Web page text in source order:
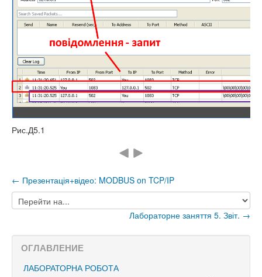
Рис.Д5.1
← Презентація+відео: MODBUS on TCP/IP
Перейти
на...
Лабораторне заняття 5. Звіт. →
ОГЛАВЛЕНИЕ
ЛАБОРАТОРНА РОБОТА